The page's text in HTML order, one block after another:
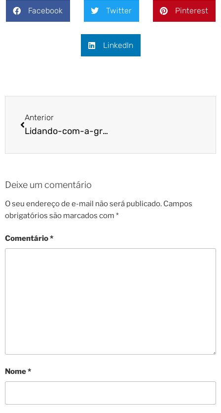
Facebook Twitter Pinterest
LinkedIn
Anterior
Lidando-com-a-gravidez-psicológica
Deixe um comentário
O seu endereço de e-mail não será publicado. Campos
obrigatórios são marcados com *
Comentário*
Nome*